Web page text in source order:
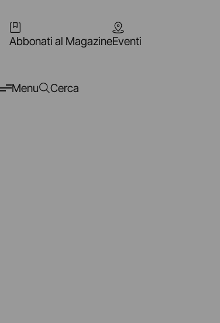
Abbonati al MagazineEventi
Menu Cerca